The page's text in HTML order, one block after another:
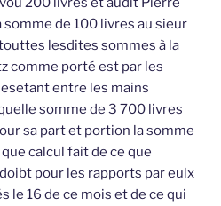
de 100 livres au sieur
lesdites sommes à la
comme porté est par les
entre les mains
somme de 3 700 livres
sa part et portion la somme
calcul fait de ce que
pour les rapports par eulx
le 16 de ce mois et de ce qui